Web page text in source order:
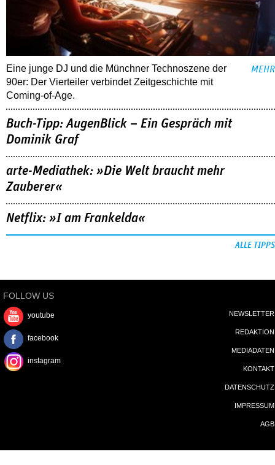
Eine junge DJ und die Münchner Technoszene der
90er: Der Vierteiler verbindet Zeitgeschichte mit
Coming-of-Age.
MEHR
Buch-Tipp: AugenBlick – Ein Gespräch mit
Dominik Graf
arte-Mediathek: »Die Welt braucht mehr
Zauberer«
Netflix: »I am Frankelda«
ALLE TIPPS
FOLLOW US
youtube
facebook
instagram
NEWSLETTER
REDAKTION
MEDIADATEN
KONTAKT
DATENSCHUTZ
IMPRESSUM
AGB